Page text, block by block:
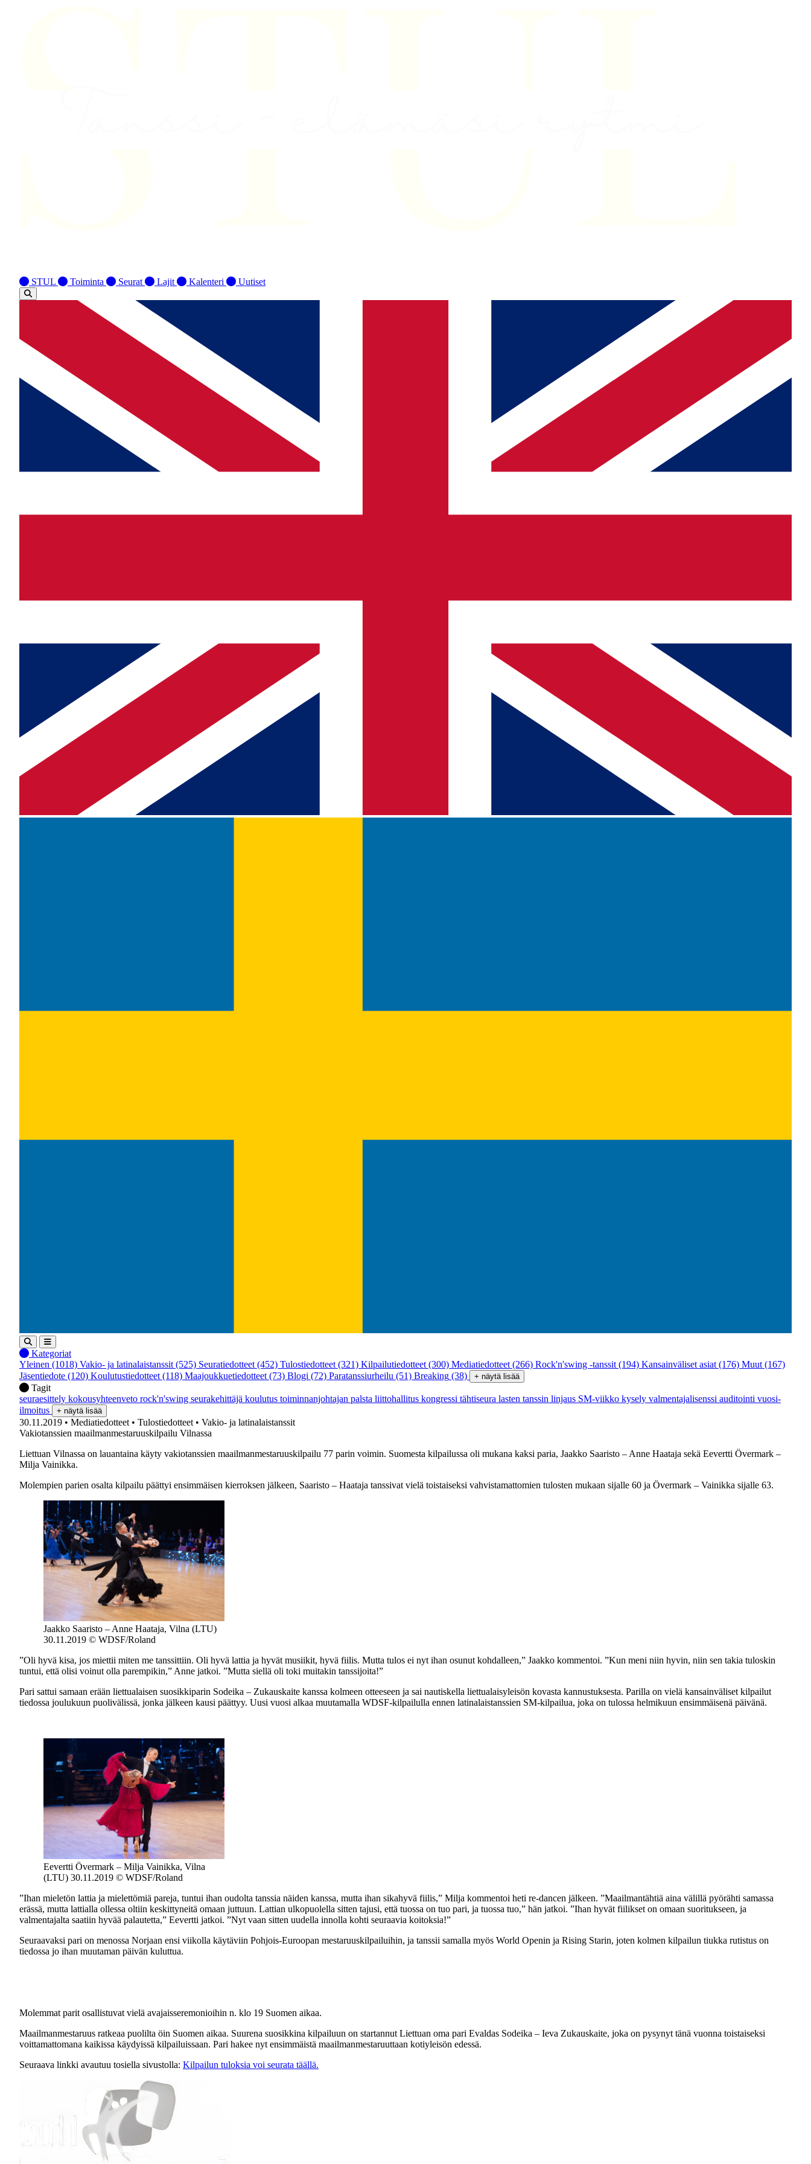
STUL Toiminta Seurat Lajit Kalenteri Uutiset
Kategoriat
Yleinen (1018) Vakio- ja latinalaistanssit (525) Seuratiedotteet (452) Tulostiedotteet (321) Kilpailutiedotteet (300) Mediatiedotteet (266) Rock'n'swing -tanssit (194) Kansainväliset asiat (176) Muut (167)
Jäsentiedote (120) Koulutustiedotteet (118) Maajoukkuetiedotteet (73) Blogi (72) Paratanssiurheilu (51) Breaking (38) + näytä lisää
Tagit
seuraesittely kokousyhteenveto rock'n'swing seurakehittäjä koulutus toiminnanjohtajan palsta liittohallitus kongressi tähtiseura lasten tanssin linjaus SM-viikko kysely valmentajalisenssi auditointi vuosi-
ilmoitus
+ näytä lisää
30.11.2019 • Mediatiedotteet • Tulostiedotteet • Vakio- ja latinalaistanssit
Vakiotanssien maailmanmestaruuskilpailu Vilnassa
Liettuan Vilnassa on lauantaina käyty vakiotanssien maailmanmestaruuskilpailu 77 parin voimin. Suomesta kilpailussa oli mukana kaksi paria, Jaakko Saaristo – Anne Haataja sekä Eevertti Övermark –
Milja Vainikka.
Molempien parien osalta kilpailu päättyi ensimmäisen kierroksen jälkeen, Saaristo – Haataja tanssivat vielä toistaiseksi vahvistamattomien tulosten mukaan sijalle 60 ja Övermark – Vainikka sijalle 63.
Jaakko Saaristo – Anne Haataja, Vilna (LTU)
30.11.2019 © WDSF/Roland
”Oli hyvä kisa, jos miettii miten me tanssittiin. Oli hyvä lattia ja hyvät musiikit, hyvä fiilis. Mutta tulos ei nyt ihan osunut kohdalleen,” Jaakko kommentoi. ”Kun meni niin hyvin, niin sen takia tuloskin
tuntui, että olisi voinut olla parempikin,” Anne jatkoi. ”Mutta siellä oli toki muitakin tanssijoita!”
Pari sattui samaan erään liettualaisen suosikkiparin Sodeika – Zukauskaite kanssa kolmeen otteeseen ja sai nautiskella liettualaisyleisön kovasta kannustuksesta. Parilla on vielä kansainväliset kilpailut
tiedossa joulukuun puolivälissä, jonka jälkeen kausi päättyy. Uusi vuosi alkaa muutamalla WDSF-kilpailulla ennen latinalaistanssien SM-kilpailua, joka on tulossa helmikuun ensimmäisenä päivänä.
Eevertti Övermark – Milja Vainikka, Vilna
(LTU) 30.11.2019 © WDSF/Roland
”Ihan mieletön lattia ja mielettömiä pareja, tuntui ihan oudolta tanssia näiden kanssa, mutta ihan sikahyvä fiilis,” Milja kommentoi heti re-dancen jälkeen. ”Maailmantähtiä aina välillä pyörähti samassa
erässä, mutta lattialla ollessa oltiin keskittyneitä omaan juttuun. Lattian ulkopuolella sitten tajusi, että tuossa on tuo pari, ja tuossa tuo,” hän jatkoi. ”Ihan hyvät fiilikset on omaan suoritukseen, ja
valmentajalta saatiin hyvää palautetta,” Eevertti jatkoi. ”Nyt vaan sitten uudella innolla kohti seuraavia koitoksia!”
Seuraavaksi pari on menossa Norjaan ensi viikolla käytäviin Pohjois-Euroopan mestaruuskilpailuihin, ja tanssii samalla myös World Openin ja Rising Starin, joten kolmen kilpailun tiukka rutistus on
tiedossa jo ihan muutaman päivän kuluttua.
Molemmat parit osallistuvat vielä avajaisseremonioihin n. klo 19 Suomen aikaa.
Maailmanmestaruus ratkeaa puolilta öin Suomen aikaa. Suurena suosikkina kilpailuun on startannut Liettuan oma pari Evaldas Sodeika – Ieva Zukauskaite, joka on pysynyt tänä vuonna toistaiseksi
voittamattomana kaikissa käydyissä kilpailuissaan. Pari hakee nyt ensimmäistä maailmanmestaruuttaan kotiyleisön edessä.
Seuraava linkki avautuu tosiella sivustolla: Kilpailun tuloksia voi seurata täällä.